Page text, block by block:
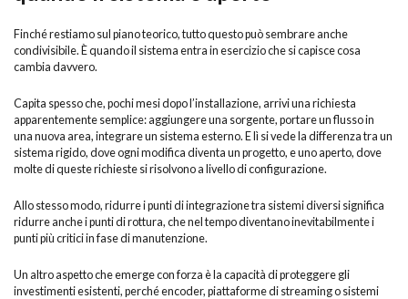
Finché restiamo sul piano teorico, tutto questo può sembrare anche
condivisibile. È quando il sistema entra in esercizio che si capisce cosa
cambia davvero.
Capita spesso che, pochi mesi dopo l’installazione, arrivi una richiesta
apparentemente semplice: aggiungere una sorgente, portare un flusso in
una nuova area, integrare un sistema esterno. E lì si vede la differenza tra un
sistema rigido, dove ogni modifica diventa un progetto, e uno aperto, dove
molte di queste richieste si risolvono a livello di configurazione.
Allo stesso modo, ridurre i punti di integrazione tra sistemi diversi significa
ridurre anche i punti di rottura, che nel tempo diventano inevitabilmente i
punti più critici in fase di manutenzione.
Un altro aspetto che emerge con forza è la capacità di proteggere gli
investimenti esistenti, perché encoder, piattaforme di streaming o sistemi